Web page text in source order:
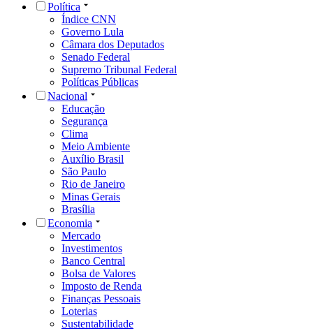
Política
Índice CNN
Governo Lula
Câmara dos Deputados
Senado Federal
Supremo Tribunal Federal
Políticas Públicas
Nacional
Educação
Segurança
Clima
Meio Ambiente
Auxílio Brasil
São Paulo
Rio de Janeiro
Minas Gerais
Brasília
Economia
Mercado
Investimentos
Banco Central
Bolsa de Valores
Imposto de Renda
Finanças Pessoais
Loterias
Sustentabilidade